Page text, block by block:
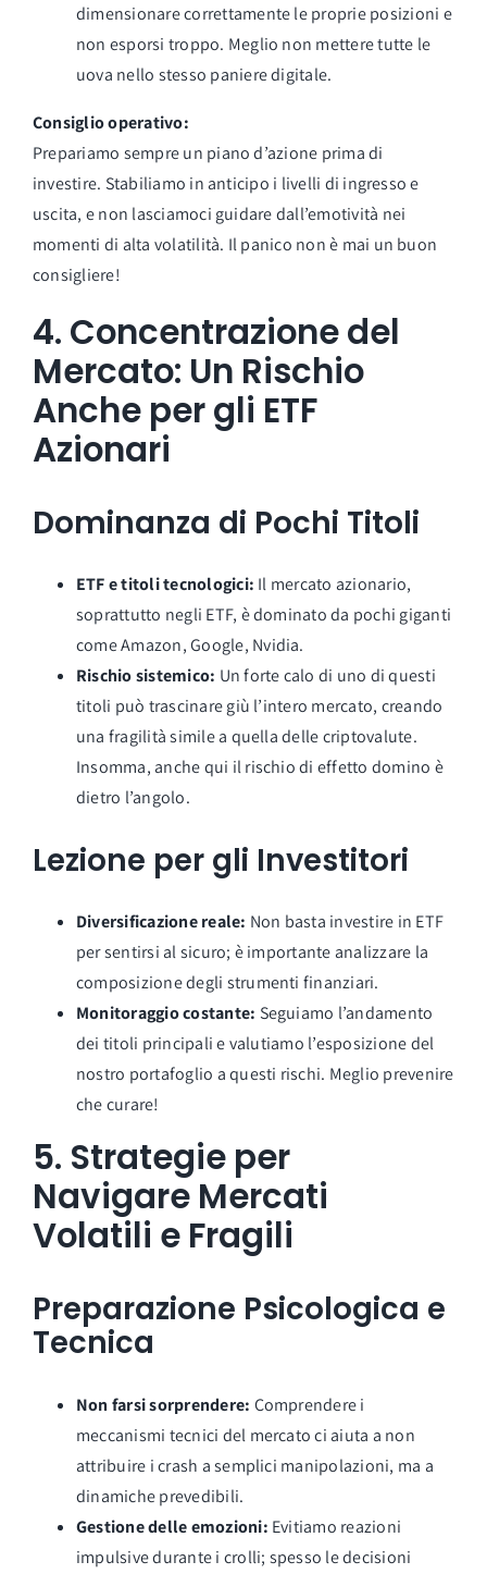
dimensionare correttamente le proprie posizioni e
non esporsi troppo. Meglio non mettere tutte le
uova nello stesso paniere digitale.
Consiglio operativo:
Prepariamo sempre un piano d’azione prima di
investire. Stabiliamo in anticipo i livelli di ingresso e
uscita, e non lasciamoci guidare dall’emotività nei
momenti di alta volatilità. Il panico non è mai un buon
consigliere!
4. Concentrazione del
Mercato: Un Rischio
Anche per gli ETF
Azionari
Dominanza di Pochi Titoli
ETF e titoli tecnologici: Il mercato azionario,
soprattutto negli ETF, è dominato da pochi giganti
come Amazon, Google, Nvidia.
Rischio sistemico: Un forte calo di uno di questi
titoli può trascinare giù l’intero mercato, creando
una fragilità simile a quella delle criptovalute.
Insomma, anche qui il rischio di effetto domino è
dietro l’angolo.
Lezione per gli Investitori
Diversificazione reale: Non basta investire in ETF
per sentirsi al sicuro; è importante analizzare la
composizione degli strumenti finanziari.
Monitoraggio costante: Seguiamo l’andamento
dei titoli principali e valutiamo l’esposizione del
nostro portafoglio a questi rischi. Meglio prevenire
che curare!
5. Strategie per
Navigare Mercati
Volatili e Fragili
Preparazione Psicologica e
Tecnica
Non farsi sorprendere: Comprendere i
meccanismi tecnici del mercato ci aiuta a non
attribuire i crash a semplici manipolazioni, ma a
dinamiche prevedibili.
Gestione delle emozioni: Evitiamo reazioni
impulsive durante i crolli; spesso le decisioni